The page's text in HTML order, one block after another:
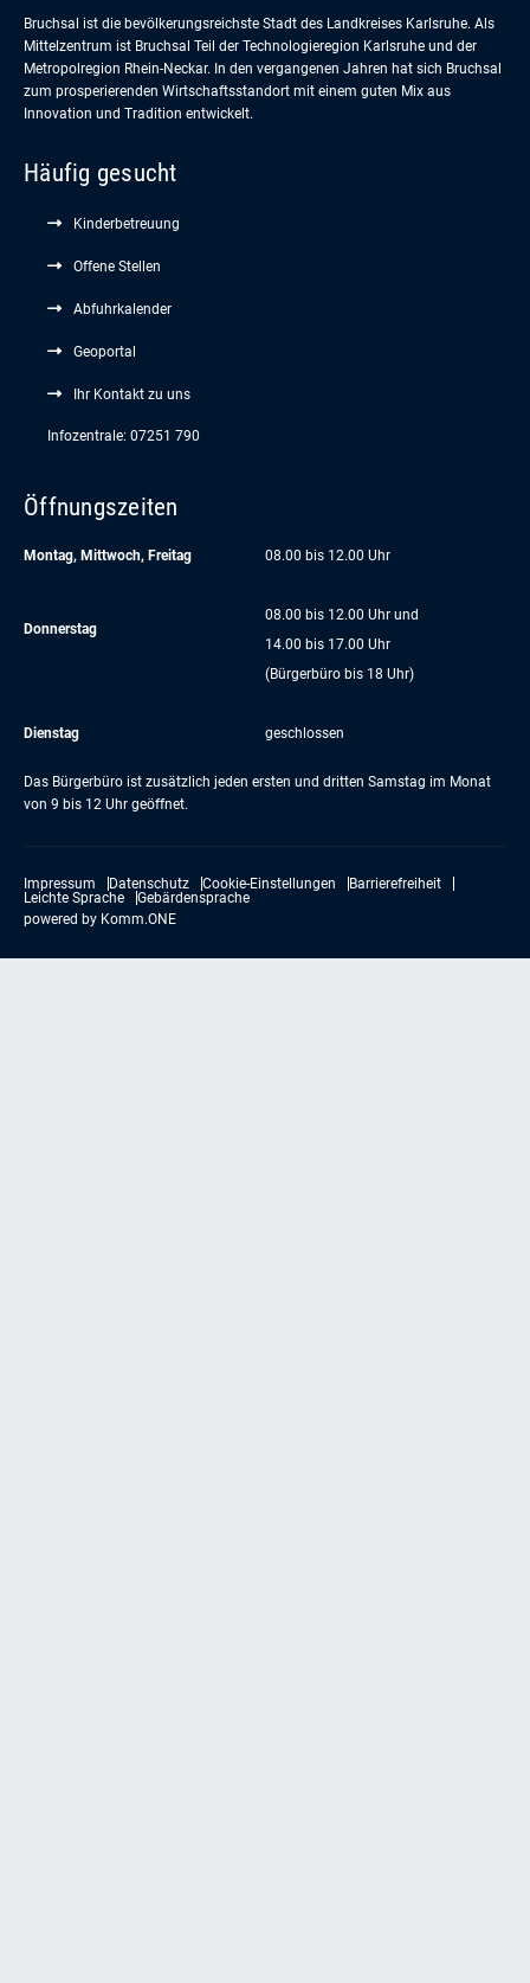
Bruchsal ist die bevölkerungsreichste Stadt des Landkreises Karlsruhe. Als
Mittelzentrum ist Bruchsal Teil der Technologieregion Karlsruhe und der
Metropolregion Rhein-Neckar. In den vergangenen Jahren hat sich Bruchsal
zum prosperierenden Wirtschaftsstandort mit einem guten Mix aus
Innovation und Tradition entwickelt.
Häufig gesucht
Kinderbetreuung
Offene Stellen
Abfuhrkalender
Geoportal
Ihr Kontakt zu uns
Infozentrale: 07251 790
Öffnungszeiten
Montag, Mittwoch, Freitag 08.00 bis 12.00 Uhr
Donnerstag
08.00 bis 12.00 Uhr und
14.00 bis 17.00 Uhr
(Bürgerbüro bis 18 Uhr)
Dienstag geschlossen
Das Bürgerbüro ist zusätzlich jeden ersten und dritten Samstag im Monat
von 9 bis 12 Uhr geöffnet.
Impressum Datenschutz Cookie-Einstellungen
Barrierefreiheit
Leichte Sprache
Gebärdensprache
powered by Komm.ONE